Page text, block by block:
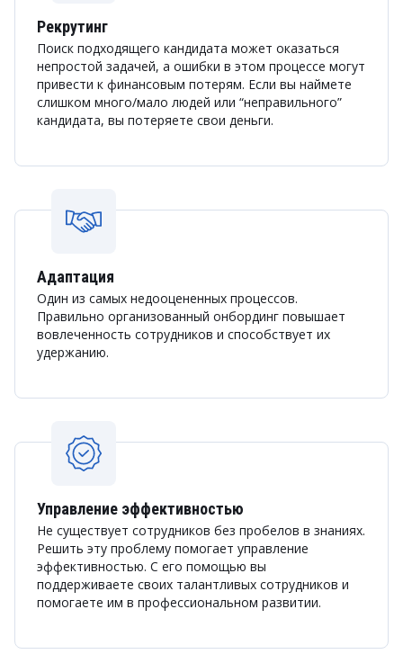
Рекрутинг
Поиск подходящего кандидата может оказаться
непростой задачей, а ошибки в этом процессе могут
привести к финансовым потерям. Если вы наймете
слишком много/мало людей или “неправильного”
кандидата, вы потеряете свои деньги.
Адаптация
Один из самых недооцененных процессов.
Правильно организованный онбординг повышает
вовлеченность сотрудников и способствует их
удержанию.
Управление эффективностью
Не существует сотрудников без пробелов в знаниях.
Решить эту проблему помогает управление
эффективностью. С его помощью вы
поддерживаете своих талантливых сотрудников и
помогаете им в профессиональном развитии.